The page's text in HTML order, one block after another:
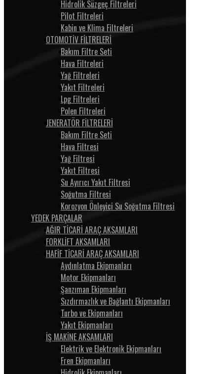
Hidrolik Süzgeç Filtreleri
Pilot Filtreleri
Kabin ve Klima Filtreleri
OTOMOTİV FİLTRELERİ
Bakım Filtre Seti
Hava Filtreleri
Yağ Filtreleri
Yakıt Filtreleri
Lpg Filtreleri
Polen Filtreleri
JENERATÖR FİLTRELERİ
Bakım Filtre Seti
Hava Filtresi
Yağ Filtresi
Yakıt Filtresi
Su Ayırıcı Yakıt Filtresi
Soğutma Filtresi
Korozyon Önleyici Su Soğutma Filtresi
YEDEK PARÇALAR
AĞIR TİCARİ ARAÇ AKSAMLARI
FORKLİFT AKSAMLARI
HAFİF TİCARİ ARAÇ AKSAMLARI
Aydınlatma Ekipmanları
Motor Ekipmanları
Şanzıman Ekipmanları
Sızdırmazlık ve Bağlantı Ekipmanları
Turbo ve Ekipmanları
Yakıt Ekipmanları
İŞ MAKİNE AKSAMLARI
Elektrik ve Elektronik Ekipmanları
Fren Ekipmanları